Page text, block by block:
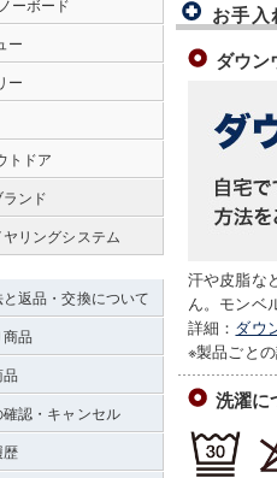
お手入
ダウン
汗や皮脂な
ん。モンベ
詳細： ダウ
※製品ごと
洗濯に
ーボード
ー
ー
トドア
ンド
リングシステム
と返品・交換について
品
認・キャンセル
歴